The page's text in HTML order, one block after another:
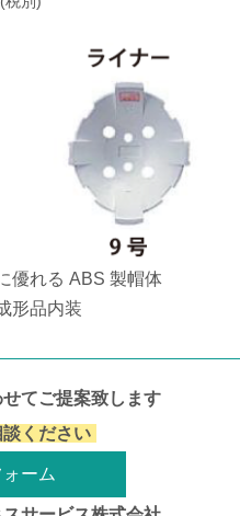
優れる ABS 製帽体
形品内装
てご提案致します
ください
ーム